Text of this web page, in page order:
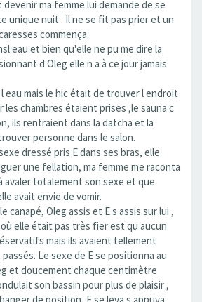
ma femme lui demande de se
unique nuit . Il ne se fit pas prier et un
commença.
eau et bien qu'elle ne pu me dire la
d Oleg elle n a à ce jour jamais
eau mais le hic était de trouver l endroit
les chambres étaient prises ,le sauna c
ils rentraient dans la datcha et la
personne dans le salon.
dressé pris E dans ses bras, elle
une fellation, ma femme me raconta
avaler totalement son sexe et que
avait envie de vomir.
canapé, Oleg assis et E s assis sur lui ,
elle était pas très fier est qu aucun
mais ils avaient tellement
Le sexe de E se positionna au
et doucement chaque centimètre
son bassin pour plus de plaisir ,